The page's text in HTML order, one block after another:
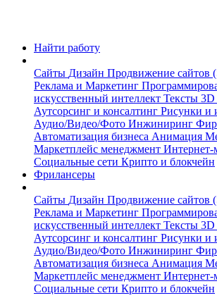
Найти работу
Сайты Дизайн Продвижение сайтов
Реклама и Маркетинг
искусственный интеллект Тексты 3D
Аутсорсинг и консалтинг Рисунки и
Аудио/Видео/Фото Инжиниринг
Автоматизация бизнеса Анимация
Маркетплейс менеджмент Интернет-
Социальные сети Крипто и блокчейн
Фрилансеры
Сайты Дизайн Продвижение сайтов
Реклама и Маркетинг
искусственный интеллект Тексты 3D
Аутсорсинг и консалтинг Рисунки и
Аудио/Видео/Фото Инжиниринг
Автоматизация бизнеса Анимация
Маркетплейс менеджмент Интернет-
Социальные сети Крипто и блокчейн